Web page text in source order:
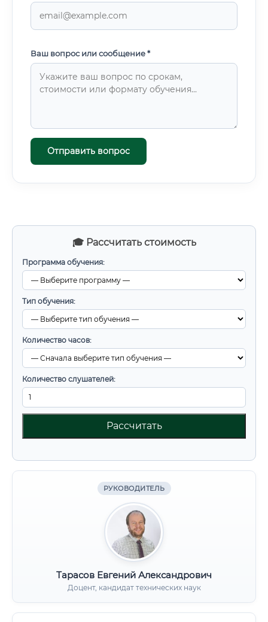
🎓 Рассчитать стоимость
Программа обучения:
Тип обучения:
Количество часов:
Количество слушателей:
Рассчитать
РУКОВОДИТЕЛЬ
Тарасов Евгений Александрович
Доцент, кандидат технических наук
Ваш вопрос или сообщение *
Отправить вопрос